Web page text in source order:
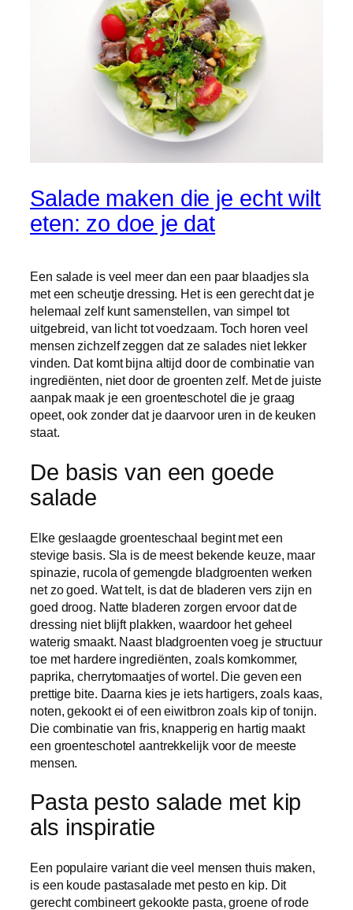
Salade maken die je echt wilt
eten: zo doe je dat
Een salade is veel meer dan een paar blaadjes sla
met een scheutje dressing. Het is een gerecht dat je
helemaal zelf kunt samenstellen, van simpel tot
uitgebreid, van licht tot voedzaam. Toch horen veel
mensen zichzelf zeggen dat ze salades niet lekker
vinden. Dat komt bijna altijd door de combinatie van
ingrediënten, niet door de groenten zelf. Met de juiste
aanpak maak je een groenteschotel die je graag
opeet, ook zonder dat je daarvoor uren in de keuken
staat.
De basis van een goede
salade
Elke geslaagde groenteschaal begint met een
stevige basis. Sla is de meest bekende keuze, maar
spinazie, rucola of gemengde bladgroenten werken
net zo goed. Wat telt, is dat de bladeren vers zijn en
goed droog. Natte bladeren zorgen ervoor dat de
dressing niet blijft plakken, waardoor het geheel
waterig smaakt. Naast bladgroenten voeg je structuur
toe met hardere ingrediënten, zoals komkommer,
paprika, cherrytomaatjes of wortel. Die geven een
prettige bite. Daarna kies je iets hartigers, zoals kaas,
noten, gekookt ei of een eiwitbron zoals kip of tonijn.
Die combinatie van fris, knapperig en hartig maakt
een groenteschotel aantrekkelijk voor de meeste
mensen.
Pasta pesto salade met kip
als inspiratie
Een populaire variant die veel mensen thuis maken,
is een koude pastasalade met pesto en kip. Dit
gerecht combineert gekookte pasta, groene of rode